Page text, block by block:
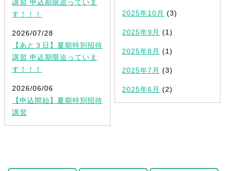
講習 申込期限迫っていま
す！！！
2026/07/28
【あと３日】夏期特別招待
講習 申込期限迫っていま
す！！！
2026/06/06
【申込開始】夏期特別招待
講習
2025年10月 (3)
2025年9月 (1)
2025年8月 (1)
2025年7月 (3)
2025年6月 (2)